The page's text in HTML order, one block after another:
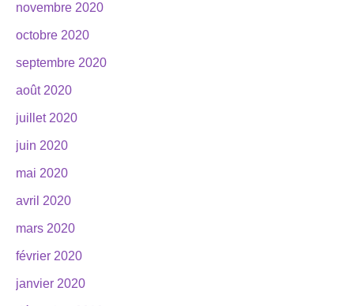
novembre 2020
octobre 2020
septembre 2020
août 2020
juillet 2020
juin 2020
mai 2020
avril 2020
mars 2020
février 2020
janvier 2020